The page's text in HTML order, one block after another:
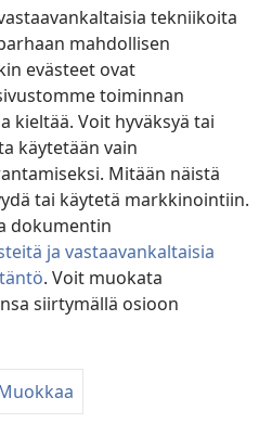
tekniikoita
mahdollisen
evästeet ovat
toiminnan
kieltää. Voit hyväksyä tai
käytetään vain
Mitään näistä
tai käytetä markkinointiin.
dokumentin
ja vastaavankaltaisia
. Voit muokata
siirtymällä osioon
and Tract Society of Pennsylvania.